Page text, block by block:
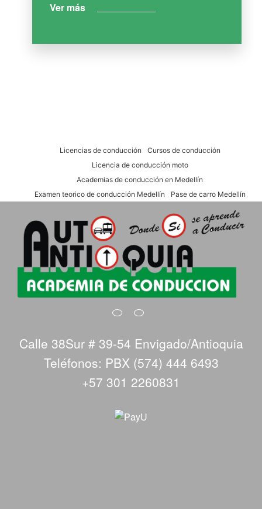
Ver más
Licencias de conducción
Cursos de conducción
Licencia de conducción moto
Academias de conducción en Medellín
Examen teorico de conducción Medellín
Pase de carro Medellín
Calle 38Sur # 39-54 Envigado/Antioquia
Teléfonos: PBX (574) 444 6493
+57 301 2260831